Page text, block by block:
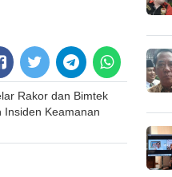
Rakor dan Bimtek
Insiden Keamanan